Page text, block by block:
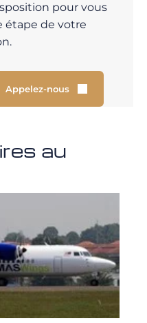
pour vous
étape de votre
Appelez-nous
au